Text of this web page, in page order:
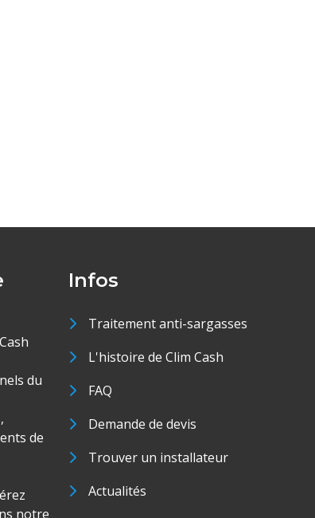
du
de
notre
Infos
Traitement anti-sargasses
L'histoire de Clim Cash
FAQ
Demande de devis
Trouver un installateur
Actualités